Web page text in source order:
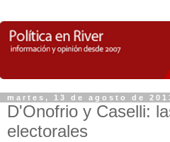
martes, 13 de agosto de
D'Onofrio y Caselli:
electorales